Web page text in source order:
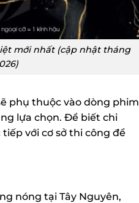
mới nhất (cập nhật tháng
phụ thuộc vào dòng phim
lựa chọn. Để biết chi
với cơ sở thi công để
nóng tại Tây Nguyên,